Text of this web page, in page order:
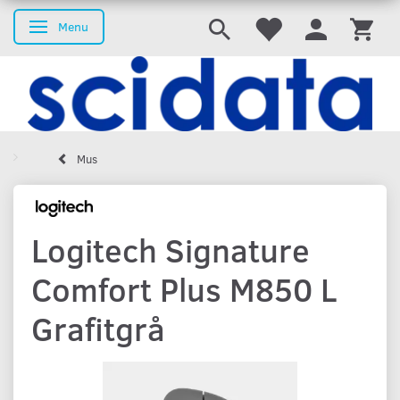
Skifte navigation
Menu
Mus
Logitech Signature
Comfort Plus M850 L
Grafitgrå